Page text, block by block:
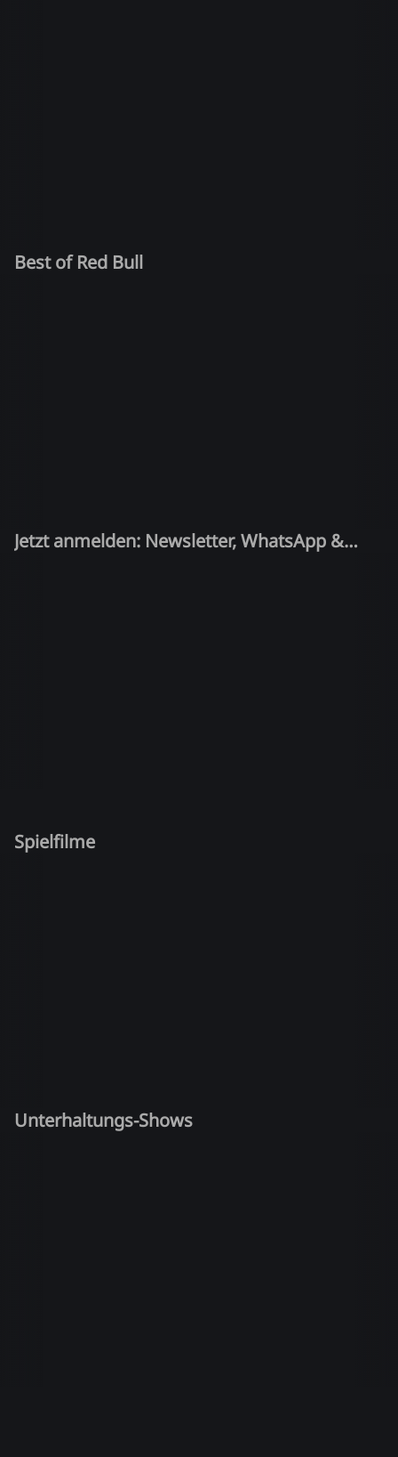
Best of Red Bull
Jetzt anmelden: Newsletter, WhatsApp &
Spielfilme
Unterhaltungs-Shows